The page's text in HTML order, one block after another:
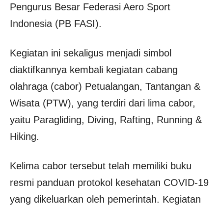
Pengurus Besar Federasi Aero Sport
Indonesia (PB FASI).
Kegiatan ini sekaligus menjadi simbol
diaktifkannya kembali kegiatan cabang
olahraga (cabor) Petualangan, Tantangan &
Wisata (PTW), yang terdiri dari lima cabor,
yaitu Paragliding, Diving, Rafting, Running &
Hiking.
Kelima cabor tersebut telah memiliki buku
resmi panduan protokol kesehatan COVID-19
yang dikeluarkan oleh pemerintah. Kegiatan